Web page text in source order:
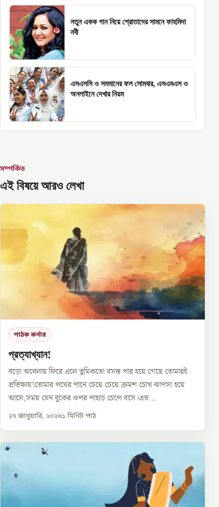
নতুন একক গান নিয়ে শ্রোতাদের সামনে ফাহমিদা
নবী
এসএসসি ও সমমানের ফল সোমবার, এসএমএস ও
অনলাইনে দেখার নিয়ম
সম্পর্কিত
এই বিষয়ে আরও লেখা
পাঠক কর্নার
প্রত্যাখ্যান!
বড়ো অবেলায় ফিরে এলে তুমিকতো বসন্ত পার হয়ে গেছে তোমারই
প্রতিক্ষায়!তোমার পথের পানে চেয়ে চেয়ে ক্রমশ চোখ ঝাপসা হয়ে
আসে,সময় যেন বুকের ওপর পাহাড় চেপে বসে।এভ...
২৭ জানুয়ারি, ২০২৬১ মিনিট পাঠ